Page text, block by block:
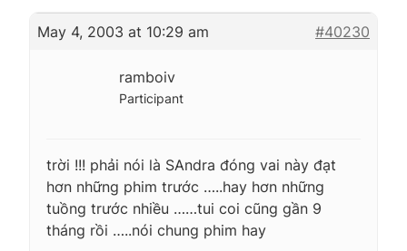
May 4, 2003 at 10:29 am #40230
ramboiv
Participant
trời !!! phải nói là SAndra đóng vai này đạt
hơn những phim trước …..hay hơn những
tuồng trước nhiều ……tui coi cũng gần 9
tháng rồi …..nói chung phim hay